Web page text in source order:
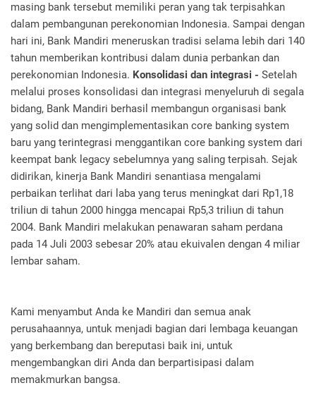
masing bank tersebut memiliki peran yang tak terpisahkan
dalam pembangunan perekonomian Indonesia. Sampai dengan
hari ini, Bank Mandiri meneruskan tradisi selama lebih dari 140
tahun memberikan kontribusi dalam dunia perbankan dan
perekonomian Indonesia. Konsolidasi dan integrasi - Setelah
melalui proses konsolidasi dan integrasi menyeluruh di segala
bidang, Bank Mandiri berhasil membangun organisasi bank
yang solid dan mengimplementasikan core banking system
baru yang terintegrasi menggantikan core banking system dari
keempat bank legacy sebelumnya yang saling terpisah. Sejak
didirikan, kinerja Bank Mandiri senantiasa mengalami
perbaikan terlihat dari laba yang terus meningkat dari Rp1,18
triliun di tahun 2000 hingga mencapai Rp5,3 triliun di tahun
2004. Bank Mandiri melakukan penawaran saham perdana
pada 14 Juli 2003 sebesar 20% atau ekuivalen dengan 4 miliar
lembar saham.
Kami menyambut Anda ke Mandiri dan semua anak
perusahaannya, untuk menjadi bagian dari lembaga keuangan
yang berkembang dan bereputasi baik ini, untuk
mengembangkan diri Anda dan berpartisipasi dalam
memakmurkan bangsa.